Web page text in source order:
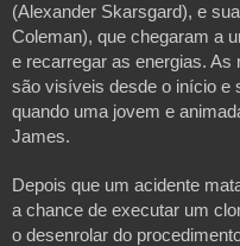
(Alexander Skarsgard), e
Coleman), que chegaram a
e recarregar as energias.
são visíveis desde o início e
quando uma jovem e
James.
Depois que um acidente
a chance de executar um
o desenrolar do